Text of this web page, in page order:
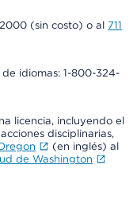
(sin costo) o al 711
idiomas: 1-800-324-
licencia, incluyendo el
disciplinarias,
(en inglés) al
de Washington